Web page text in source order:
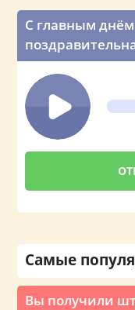
С главным
Самые
Вы получили